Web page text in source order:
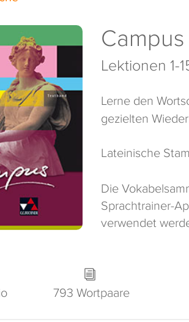
Lektionen 1-
Lerne den
gezielten
Lateinische
Die
Sprachtrainer-
verwendet
793 Wortpaare